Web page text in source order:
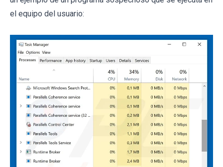
el equipo del usuario: